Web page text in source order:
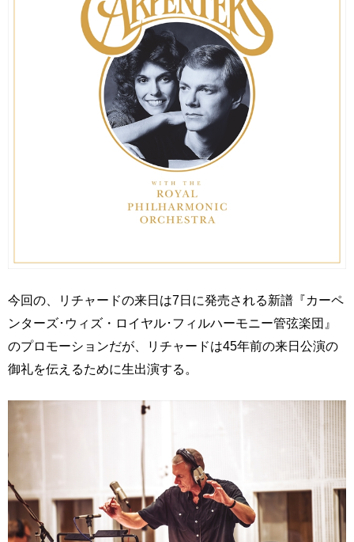
今回の、リチャードの来日は7日に発売される新譜『カーペ
ンターズ･ウィズ・ロイヤル･フィルハーモニー管弦楽団』
のプロモーションだが、リチャードは45年前の来日公演の
御礼を伝えるために生出演する。